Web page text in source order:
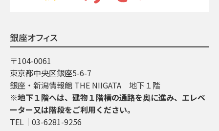
銀座オフィス
〒104-0061
東京都中央区銀座5-6-7
銀座・新潟情報館 THE NIIGATA 地下１階
※地下１階へは、建物１階横の通路を奥に進み、エレベ
ーター又は階段をご利用ください。
TEL│03-6281-9256